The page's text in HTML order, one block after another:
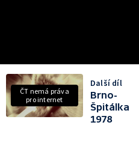
ČT nemá práva
pro internet
Další díl
Brno-
Špitálka
1978